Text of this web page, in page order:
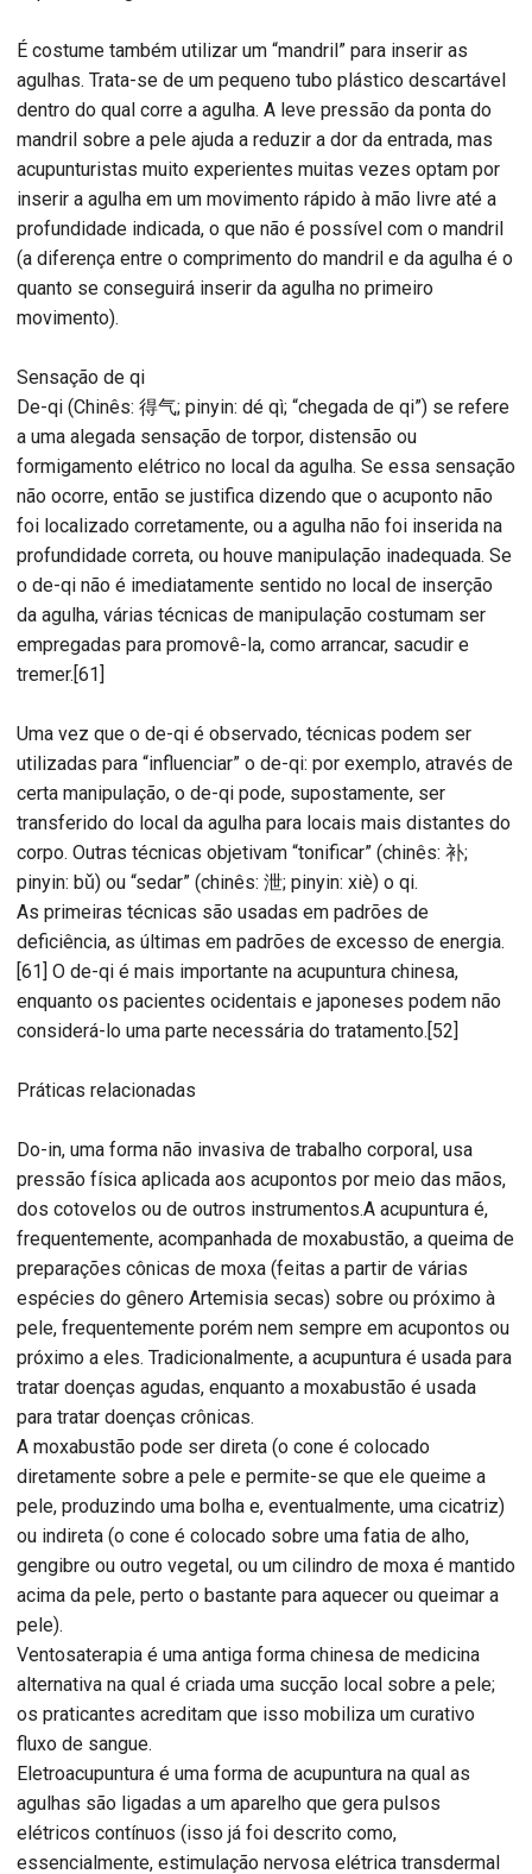
É costume também utilizar um “mandril” para inserir as
agulhas. Trata-se de um pequeno tubo plástico descartável
dentro do qual corre a agulha. A leve pressão da ponta do
mandril sobre a pele ajuda a reduzir a dor da entrada, mas
acupunturistas muito experientes muitas vezes optam por
inserir a agulha em um movimento rápido à mão livre até a
profundidade indicada, o que não é possível com o mandril
(a diferença entre o comprimento do mandril e da agulha é o
quanto se conseguirá inserir da agulha no primeiro
movimento).
Sensação de qi
De-qi (Chinês: 得气; pinyin: dé qì; “chegada de qi”) se refere
a uma alegada sensação de torpor, distensão ou
formigamento elétrico no local da agulha. Se essa sensação
não ocorre, então se justifica dizendo que o acuponto não
foi localizado corretamente, ou a agulha não foi inserida na
profundidade correta, ou houve manipulação inadequada. Se
o de-qi não é imediatamente sentido no local de inserção
da agulha, várias técnicas de manipulação costumam ser
empregadas para promovê-la, como arrancar, sacudir e
tremer.[61]
Uma vez que o de-qi é observado, técnicas podem ser
utilizadas para “influenciar” o de-qi: por exemplo, através de
certa manipulação, o de-qi pode, supostamente, ser
transferido do local da agulha para locais mais distantes do
corpo. Outras técnicas objetivam “tonificar” (chinês: 补;
pinyin: bǔ) ou “sedar” (chinês: 泄; pinyin: xiè) o qi.
As primeiras técnicas são usadas em padrões de
deficiência, as últimas em padrões de excesso de energia.
[61] O de-qi é mais importante na acupuntura chinesa,
enquanto os pacientes ocidentais e japoneses podem não
considerá-lo uma parte necessária do tratamento.[52]
Práticas relacionadas
Do-in, uma forma não invasiva de trabalho corporal, usa
pressão física aplicada aos acupontos por meio das mãos,
dos cotovelos ou de outros instrumentos.A acupuntura é,
frequentemente, acompanhada de moxabustão, a queima de
preparações cônicas de moxa (feitas a partir de várias
espécies do gênero Artemisia secas) sobre ou próximo à
pele, frequentemente porém nem sempre em acupontos ou
próximo a eles. Tradicionalmente, a acupuntura é usada para
tratar doenças agudas, enquanto a moxabustão é usada
para tratar doenças crônicas.
A moxabustão pode ser direta (o cone é colocado
diretamente sobre a pele e permite-se que ele queime a
pele, produzindo uma bolha e, eventualmente, uma cicatriz)
ou indireta (o cone é colocado sobre uma fatia de alho,
gengibre ou outro vegetal, ou um cilindro de moxa é mantido
acima da pele, perto o bastante para aquecer ou queimar a
pele).
Ventosaterapia é uma antiga forma chinesa de medicina
alternativa na qual é criada uma sucção local sobre a pele;
os praticantes acreditam que isso mobiliza um curativo
fluxo de sangue.
Eletroacupuntura é uma forma de acupuntura na qual as
agulhas são ligadas a um aparelho que gera pulsos
elétricos contínuos (isso já foi descrito como,
essencialmente, estimulação nervosa elétrica transdermal